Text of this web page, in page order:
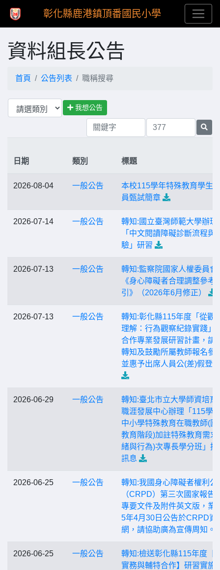
彰化縣鹿港鎮頂番國民小學
資料組長公告
首頁 公告列表 職稱搜尋
我想公告
日期 類別 標題
2026-08-04 一般公告
本校115學年特殊教育學生
員甄試簡章
2026-07-14 一般公告
轉知:國立臺灣師範大學辦理
「中文閱讀障礙診斷流程與
驗」研習
2026-07-13 一般公告
轉知:監察院國家人權委員會
《身心障礙者合理調整參考
引》（2026年6月修正）
2026-07-13 一般公告
轉知:彰化縣115年度「從觀
理解：行為觀察紀錄實踐」
合作專業發展研習計畫，請
轉知及鼓勵所屬教師報名參
並惠予出席人員公(差)假登
2026-06-29 一般公告
轉知:臺北市立大學師資培育
職涯發展中心辦理「115學
中小學特殊教育在職教師(國
教育階段)加註特殊教育需求
緒與行為)次專長學分班」招
訊息
2026-06-25 一般公告
轉知:我國身心障礙者權利公
（CRPD）第三次國家報告
專要文件及附件英文版，業
5年4月30日公告於CRPD資
網，請協助廣為宣傳周知。
2026-06-25 一般公告
轉知:檢送彰化縣115年度【
實務與輔特合作】研習實施